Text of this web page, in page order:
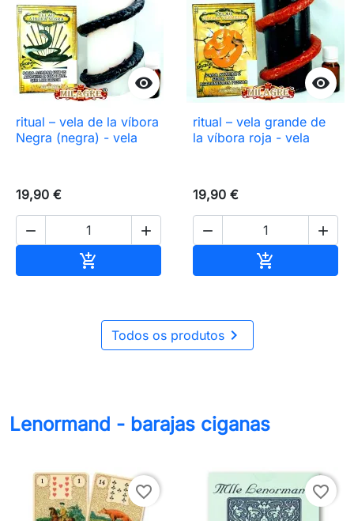

ritual – vela de la víbora
Negra (negra) - vela
19,90 €
 


ritual – vela grande de
la víbora roja - vela
19,90 €
 

Todos os produtos
Lenormand - barajas ciganas
favorite_border favorite_border